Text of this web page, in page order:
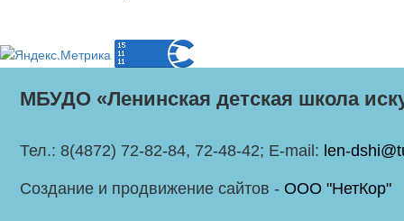
МБУДО «Ленинская детская школа
Тел.: 8(4872) 72-82-84, 72-48-42; E-mail: len-
Создание и продвижение сайтов - ООО "НетКор"